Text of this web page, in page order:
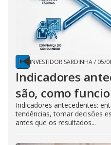
INVESTIDOR SARDINHA/ 05/
Indicadores
são, como
Indicadores antecedentes:
tendências, tomar decisões
antes que os resultados...